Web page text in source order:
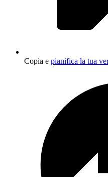
Copia e pianifica la tua